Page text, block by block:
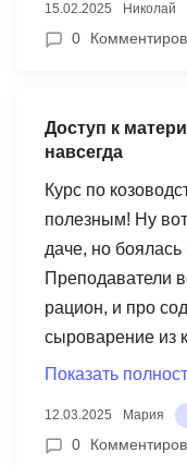
как надо.
когда писал ему.
15.02.2025 Николай
0
Доступ к
навсегда
Курс по
полезным! Ну
даче, но боялась
Преподаватели
рацион, и про
сыроварение из
прошла
здоровые,
Показать
12.03.2025 Мария
0